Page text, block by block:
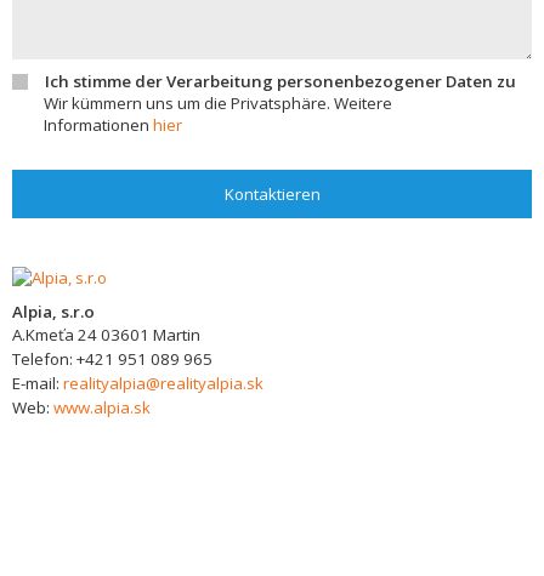
Ich stimme der Verarbeitung personenbezogener Daten zu
Wir kümmern uns um die Privatsphäre. Weitere
Informationen hier
Kontaktieren
Alpia, s.r.o
A.Kmeťa 2403601 Martin
Telefon: +421 951 089 965
E-mail: realityalpia@realityalpia.sk
Web: www.alpia.sk